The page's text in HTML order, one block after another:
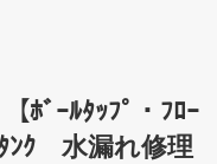
ﾎﾞｰﾙﾀｯﾌﾟ・ﾌﾛｰ
ﾝｸ 水漏れ修理